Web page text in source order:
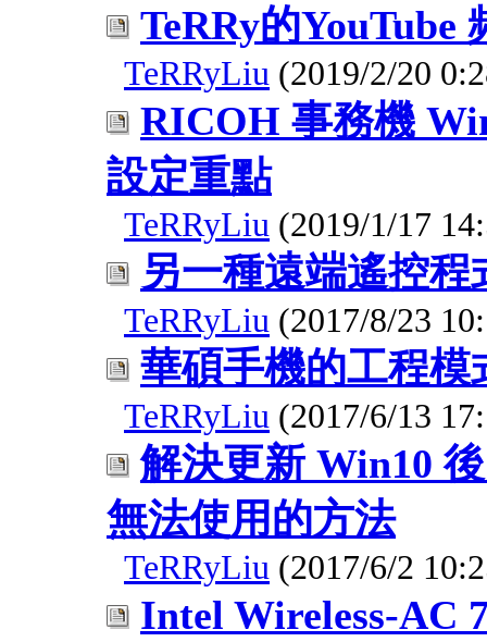
TeRRy的YouTube
TeRRyLiu (2019/2/20
RICOH 事務機
設定重點
TeRRyLiu (2019/1/17
另一種遠端遙控程
TeRRyLiu (2017/8/23
華碩手機的工程模
TeRRyLiu (2017/6/13
解決更新 Win10
無法使用的方法
TeRRyLiu (2017/6/2
Intel Wireless-AC